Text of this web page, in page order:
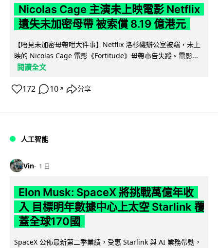
Nicolas Cage 主演未上映電影 Netflix
遺失未加密母帶 被索償 8.19 億港元
【唔見未加密母帶咁大件事】Netflix 洛杉磯辦公室被竊，未上
映的 Nicolas Cage 電影《Fortitude》母帶亦告失蹤。電影...
閱讀全文
172 10 ↗ 分享
人工智能
Vin 1 日
Elon Musk: SpaceX 將挑戰萬億年收
入 目標明年數據中心上太空 Starlink 覆
蓋全球170國
SpaceX 公佈最新第二季業績，受惠 Starlink 與 AI 業務帶動，